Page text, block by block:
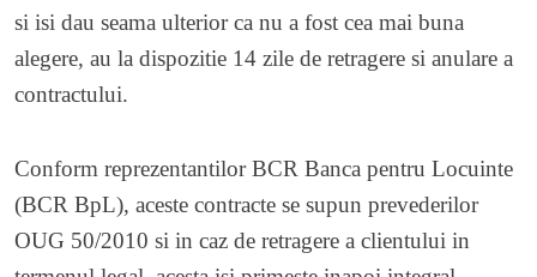
si isi dau seama ulterior ca nu a fost cea mai buna
alegere, au la dispozitie 14 zile de retragere si anulare a
contractului.
Conform reprezentantilor BCR Banca pentru Locuinte
(BCR BpL), aceste contracte se supun prevederilor
OUG 50/2010 si in caz de retragere a clientului in